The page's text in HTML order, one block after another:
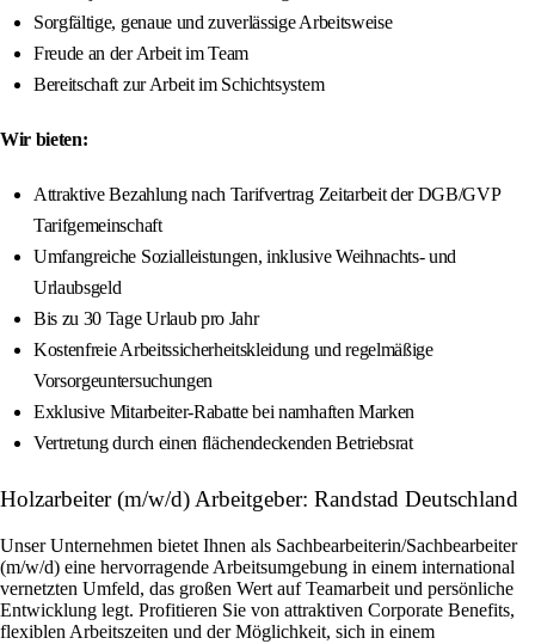
Sorgfältige, genaue und zuverlässige Arbeitsweise
Freude an der Arbeit im Team
Bereitschaft zur Arbeit im Schichtsystem
Wir bieten:
Attraktive Bezahlung nach Tarifvertrag Zeitarbeit der DGB/GVP
Tarifgemeinschaft
Umfangreiche Sozialleistungen, inklusive Weihnachts- und
Urlaubsgeld
Bis zu 30 Tage Urlaub pro Jahr
Kostenfreie Arbeitssicherheitskleidung und regelmäßige
Vorsorgeuntersuchungen
Exklusive Mitarbeiter-Rabatte bei namhaften Marken
Vertretung durch einen flächendeckenden Betriebsrat
Holzarbeiter (m/w/d) Arbeitgeber: Randstad Deutschland
Unser Unternehmen bietet Ihnen als Sachbearbeiterin/Sachbearbeiter
(m/w/d) eine hervorragende Arbeitsumgebung in einem international
vernetzten Umfeld, das großen Wert auf Teamarbeit und persönliche
Entwicklung legt. Profitieren Sie von attraktiven Corporate Benefits,
flexiblen Arbeitszeiten und der Möglichkeit, sich in einem